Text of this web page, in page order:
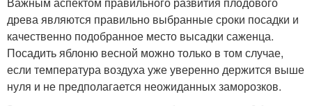
древа являются правильно выбранные сроки посадки и
качественно подобранное место высадки саженца.
Посадить яблоню весной можно только в том случае,
если температура воздуха уже уверенно держится выше
нуля и не предполагается неожиданных заморозков.